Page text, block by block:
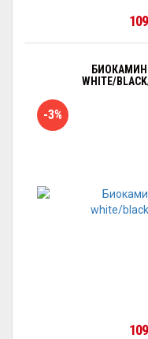
БИОКАМИН
WHITE/
-3%